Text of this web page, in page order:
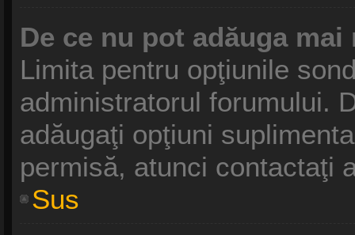
De ce nu pot adăuga
Limita pentru opţiunile
administratorul forumului.
adăugaţi opţiuni
permisă, atunci contactaţi
Sus